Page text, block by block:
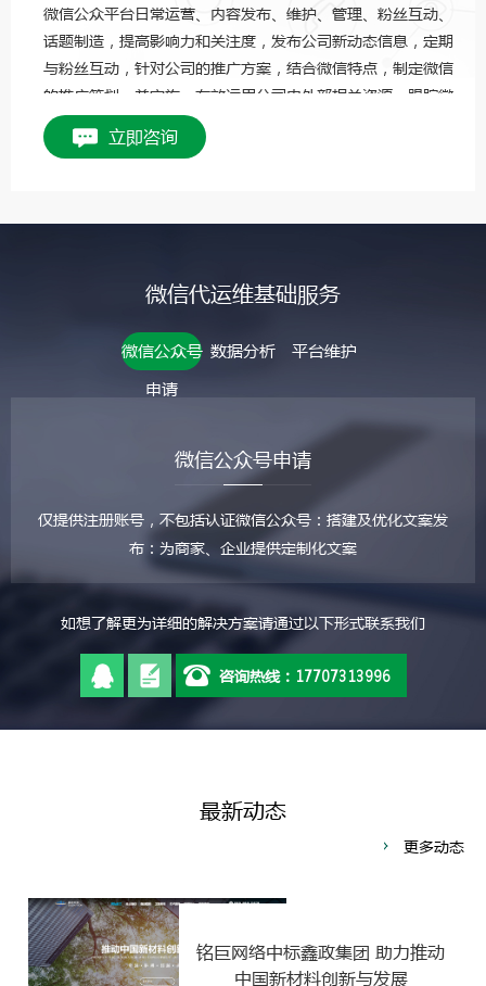
微信公众平台日常运营、内容发布、维护、管理、粉丝互动、
话题制造，提高影响力和关注度，发布公司新动态信息，定期
与粉丝互动，针对公司的推广方案，结合微信特点，制定微信
的推广策划，并实施，有效运用公司内外部相关资源，跟踪微
信微博推广效果，分析数据并反馈，总结经验。
立即咨询
微信代运维基础服务
微信公众号
申请
数据分析 平台维护
微信公众号申请
仅提供注册账号，不包括认证微信公众号：搭建及优化文案发
布：为商家、企业提供定制化文案
如想了解更为详细的解决方案请通过以下形式联系我们
咨询热线：17707313996
最新动态
更多动态
铭巨网络中标鑫政集团 助力推动
中国新材料创新与发展